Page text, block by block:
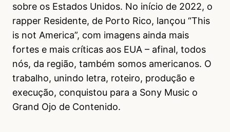
sobre os Estados Unidos. No início de 2022, o
rapper Residente, de Porto Rico, lançou “This
is not America”, com imagens ainda mais
fortes e mais críticas aos EUA – afinal, todos
nós, da região, também somos americanos. O
trabalho, unindo letra, roteiro, produção e
execução, conquistou para a Sony Music o
Grand Ojo de Contenido.